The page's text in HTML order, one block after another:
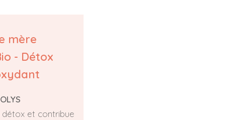
mère
- Détox
détox et contribue